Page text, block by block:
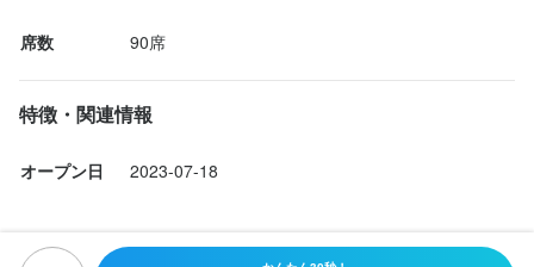
席数 90席
特徴・関連情報
オープン日 2023-07-18
東京都豊島区目白3-3-1 目白スクエアビル 1F・2F
法人名・事業者名